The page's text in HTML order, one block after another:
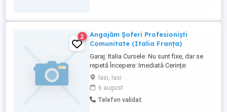
2
Angajăm Șoferi Profesioniști
Comunitate (Italia Franța)
Garaj: Italia Cursele: Nu sunt fixe, dar se
repetă Începere: Imediată Cerințe:
Experiență în domeniu Acte valabile
Salariu: 3000 euro
Iasi, Iasi
6 august
Telefon validat